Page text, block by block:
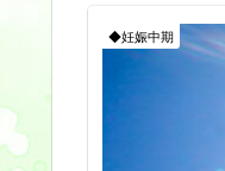
◆妊娠中期